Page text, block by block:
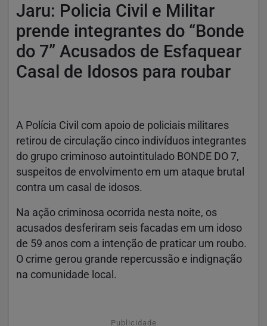
Jaru: Policia Civil e Militar
prende integrantes do “Bonde
do 7” Acusados de Esfaquear
Casal de Idosos para roubar
A Polícia Civil com apoio de policiais militares
retirou de circulação cinco indivíduos integrantes
do grupo criminoso autointitulado BONDE DO 7,
suspeitos de envolvimento em um ataque brutal
contra um casal de idosos.
Na ação criminosa ocorrida nesta noite, os
acusados desferiram seis facadas em um idoso
de 59 anos com a intenção de praticar um roubo.
O crime gerou grande repercussão e indignação
na comunidade local.
Publicidade